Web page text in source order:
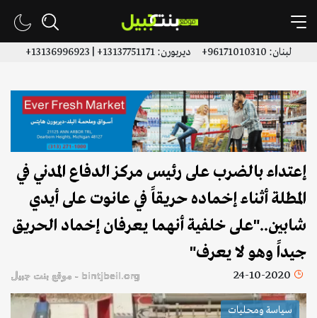
لبنان: 96171010310+ ديربورن: 13137751171+ | 13136996923+
إعتداء بالضرب على رئيس مركز الدفاع المدني في
المطلة أثناء إخماده حريقاً في عانوت على أيدي
شابين.."على خلفية أنهما يعرفان إخماد الحريق
جيداً وهو لا يعرف"
24-10-2020 bintjbeil.org - موقع بنت جبيل
سياسة ومحليات